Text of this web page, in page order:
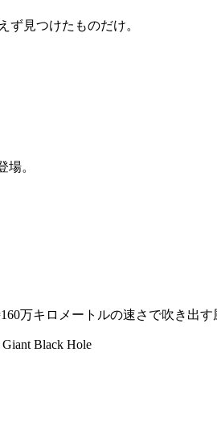
ず見つけたものだけ。
。
万キロメートルの速さで吹き出す
Black Hole